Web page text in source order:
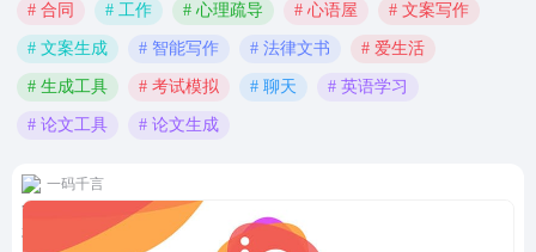
# 合同 # 工作 # 心理疏导 # 心语屋 # 文案写作
# 文案生成 # 智能写作 # 法律文书 # 爱生活
# 生成工具 # 考试模拟 # 聊天 # 英语学习
# 论文工具 # 论文生成
一码千言